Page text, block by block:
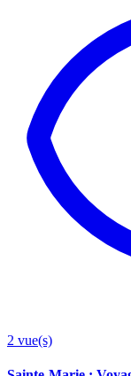
2 vue(s)